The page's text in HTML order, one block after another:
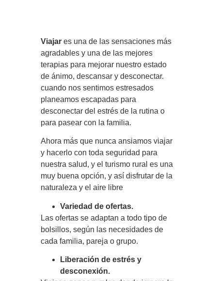
Viajar es una de las sensaciones más
agradables y una de las mejores
terapias para mejorar nuestro estado
de ánimo, descansar y desconectar.
cuando nos sentimos estresados
planeamos escapadas para
desconectar del estrés de la rutina o
para pasear con la familia.
Ahora más que nunca ansiamos viajar
y hacerlo con toda seguridad para
nuestra salud, y el turismo rural es una
muy buena opción, y así disfrutar de la
naturaleza y el aire libre
Variedad de ofertas.
Las ofertas se adaptan a todo tipo de
bolsillos, según las necesidades de
cada familia, pareja o grupo.
Liberación de estrés y
desconexión.